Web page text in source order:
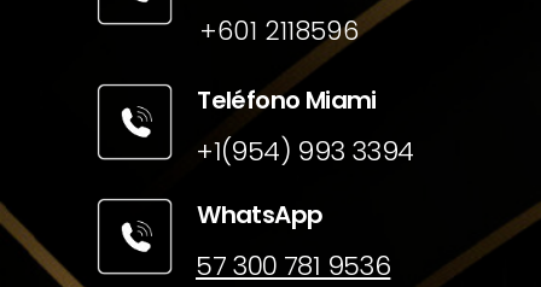
+601 2118596
Teléfono Miami
+1(954) 993 3394
WhatsApp
57 300 781 9536